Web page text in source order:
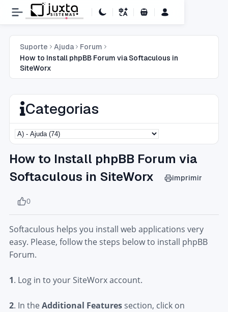
Carrinho de Compras
Suporte Ajuda
Forum
How to Install phpBB Forum via Softaculous in
SiteWorx
Categorias
How to Install phpBB Forum via
Softaculous in SiteWorx
imprimir
0
Softaculous helps you install web applications very
easy. Please, follow the steps below to install phpBB
Forum.
1. Log in to your SiteWorx account.
2. In theAdditional Featuressection, click on